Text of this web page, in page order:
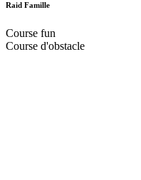
Raid Famille
Course fun
Course d'obstacle